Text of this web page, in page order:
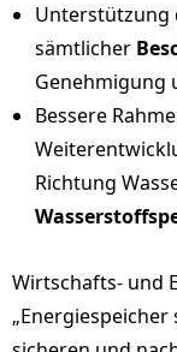
Unterstützung
sämtlicher
Genehmigung
Bessere
Richtung
Wirtschafts- und